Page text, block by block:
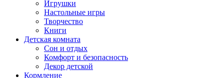
Игрушки
Настольные игры
Творчество
Книги
Детская комната
Сон и отдых
Комфорт и безопасность
Декор детской
Кормление